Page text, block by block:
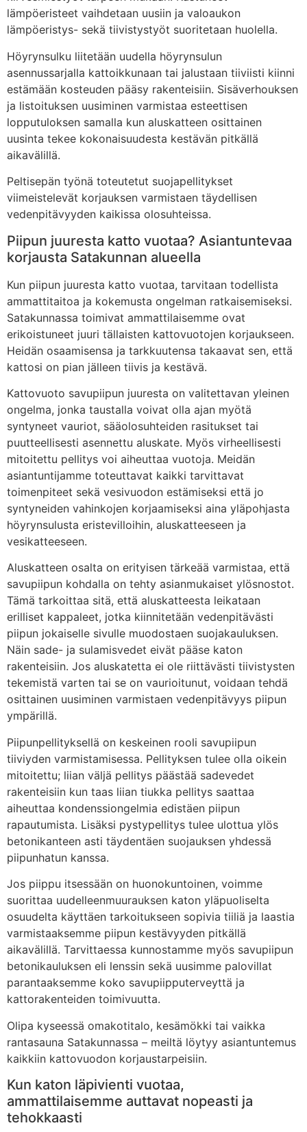
lämpöeristeet vaihdetaan uusiin ja valoaukon
lämpöeristys- sekä tiivistystyöt suoritetaan huolella.
Höyrynsulku liitetään uudella höyrynsulun
asennussarjalla kattoikkunaan tai jalustaan tiiviisti kiinni
estämään kosteuden pääsy rakenteisiin. Sisäverhouksen
ja listoituksen uusiminen varmistaa esteettisen
lopputuloksen samalla kun aluskatteen osittainen
uusinta tekee kokonaisuudesta kestävän pitkällä
aikavälillä.
Peltisepän työnä toteutetut suojapellitykset
viimeistelevät korjauksen varmistaen täydellisen
vedenpitävyyden kaikissa olosuhteissa.
Piipun juuresta katto vuotaa? Asiantuntevaa
korjausta Satakunnan alueella
Kun piipun juuresta katto vuotaa, tarvitaan todellista
ammattitaitoa ja kokemusta ongelman ratkaisemiseksi.
Satakunnassa toimivat ammattilaisemme ovat
erikoistuneet juuri tällaisten kattovuotojen korjaukseen.
Heidän osaamisensa ja tarkkuutensa takaavat sen, että
kattosi on pian jälleen tiivis ja kestävä.
Kattovuoto savupiipun juuresta on valitettavan yleinen
ongelma, jonka taustalla voivat olla ajan myötä
syntyneet vauriot, sääolosuhteiden rasitukset tai
puutteellisesti asennettu aluskate. Myös virheellisesti
mitoitettu pellitys voi aiheuttaa vuotoja. Meidän
asiantuntijamme toteuttavat kaikki tarvittavat
toimenpiteet sekä vesivuodon estämiseksi että jo
syntyneiden vahinkojen korjaamiseksi aina yläpohjasta
höyrynsulusta eristevilloihin, aluskatteeseen ja
vesikatteeseen.
Aluskatteen osalta on erityisen tärkeää varmistaa, että
savupiipun kohdalla on tehty asianmukaiset ylösnostot.
Tämä tarkoittaa sitä, että aluskatteesta leikataan
erilliset kappaleet, jotka kiinnitetään vedenpitävästi
piipun jokaiselle sivulle muodostaen suojakauluksen.
Näin sade- ja sulamisvedet eivät pääse katon
rakenteisiin. Jos aluskatetta ei ole riittävästi tiivistysten
tekemistä varten tai se on vaurioitunut, voidaan tehdä
osittainen uusiminen varmistaen vedenpitävyys piipun
ympärillä.
Piipunpellityksellä on keskeinen rooli savupiipun
tiiviyden varmistamisessa. Pellityksen tulee olla oikein
mitoitettu; liian väljä pellitys päästää sadevedet
rakenteisiin kun taas liian tiukka pellitys saattaa
aiheuttaa kondenssiongelmia edistäen piipun
rapautumista. Lisäksi pystypellitys tulee ulottua ylös
betonikanteen asti täydentäen suojauksen yhdessä
piipunhatun kanssa.
Jos piippu itsessään on huonokuntoinen, voimme
suorittaa uudelleenmuurauksen katon yläpuoliselta
osuudelta käyttäen tarkoitukseen sopivia tiiliä ja laastia
varmistaaksemme piipun kestävyyden pitkällä
aikavälillä. Tarvittaessa kunnostamme myös savupiipun
betonikauluksen eli lenssin sekä uusimme palovillat
parantaaksemme koko savupiipputerveyttä ja
kattorakenteiden toimivuutta.
Olipa kyseessä omakotitalo, kesämökki tai vaikka
rantasauna Satakunnassa – meiltä löytyy asiantuntemus
kaikkiin kattovuodon korjaustarpeisiin.
Kun katon läpivienti vuotaa,
ammattilaisemme auttavat nopeasti ja
tehokkaasti